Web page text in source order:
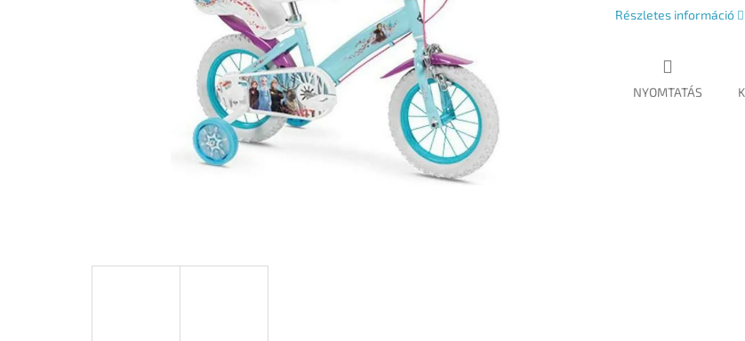
Részletes információ
NYOMTATÁS